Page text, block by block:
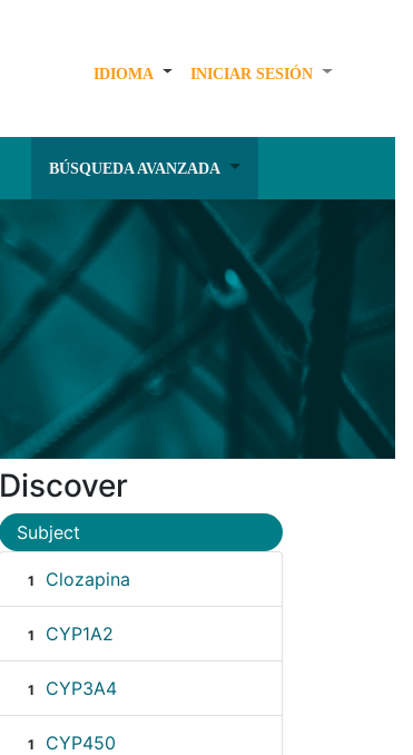
IDIOMA INICIAR SESIÓN
BÚSQUEDA AVANZADA
Discover
Subject
1 Clozapina
1 CYP1A2
1 CYP3A4
1 CYP450